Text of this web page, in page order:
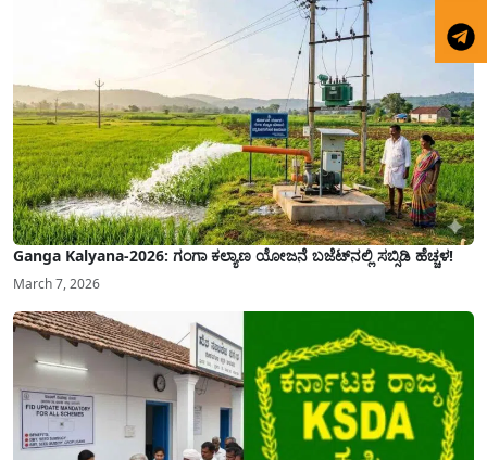
Ganga Kalyana-2026: ಗಂಗಾ ಕಲ್ಯಾಣ ಯೋಜನೆ ಬಜೆಟ್‌ನಲ್ಲಿ ಸಬ್ಸಿಡಿ ಹೆಚ್ಚಳ!
March 7, 2026